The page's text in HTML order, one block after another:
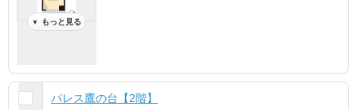
▼ もっと見る
パレス鷹の台【2階】